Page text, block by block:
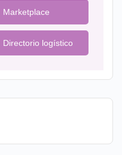
Marketplace
Directorio logístico